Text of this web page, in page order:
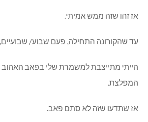
אז זהו שזה ממש אמיתי.
עד שהקורונה התחילה, פעם שבוע/ שבועיים,
הייתי מתייצבת למשמרת שלי בפאב האהוב
המפלצת.
אז שתדעו שזה לא סתם פאב.